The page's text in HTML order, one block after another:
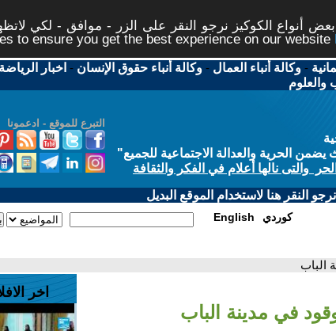
أنواع الكوكيز نرجو النقر على الزر - موافق - لكي
to ensure you get the best experience on our website
-وكالة أنباء العمال -وكالة أنباء حقوق الإنسان - اخبار الرياضة
والعلوم
التبرع للموقع - ادعمونا
الحرية والعدالة الاجتماعية للجميع"
والتى نالها أعلام في الفكر والثقافة
النقر هنا لاستخدام الموقع البديل
English كوردي
الباب
في مدينة الباب
اخر